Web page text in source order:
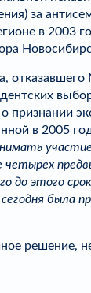
за
в 2003
отказавшего
признании
в 2005
до этого
была
решение,